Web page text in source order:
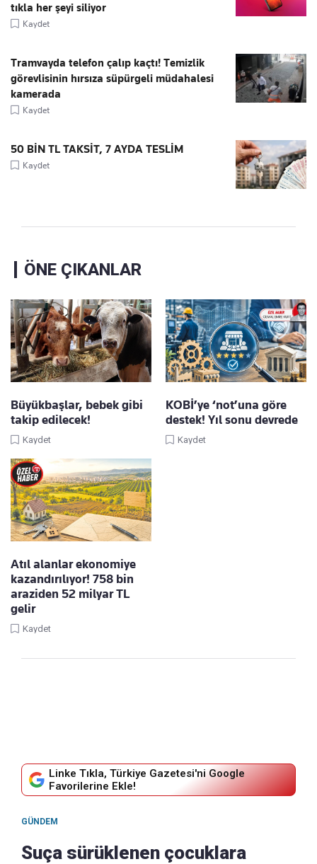
tıkla her şeyi siliyor
Kaydet
Tramvayda telefon çalıp kaçtı! Temizlik
görevlisinin hırsıza süpürgeli müdahalesi
kamerada
Kaydet
50 BİN TL TAKSİT, 7 AYDA TESLİM
Kaydet
ÖNE ÇIKANLAR
Büyükbaşlar, bebek gibi
takip edilecek!
Kaydet
KOBİ’ye ‘not’una göre
destek! Yıl sonu devrede
Kaydet
Atıl alanlar ekonomiye
kazandırılıyor! 758 bin
araziden 52 milyar TL
gelir
Kaydet
Linke Tıkla, Türkiye Gazetesi'ni Google
Favorilerine Ekle!
GÜNDEM
Suça sürüklenen çocuklara